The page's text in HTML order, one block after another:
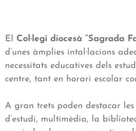
El Col·legi diocesà “Sagrada
d’unes àmplies intal·lacions
necessitats educatives dels
centre, tant en horari escolar
A gran trets poden destacar les
d’estudi, multimèdia, la